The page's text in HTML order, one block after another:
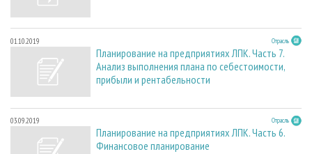
01.10.2019 Отрасль
Планирование на предприятиях ЛПК. Часть 7.
Анализ выполнения плана по себестоимости,
прибыли и рентабельности
03.09.2019 Отрасль
Планирование на предприятиях ЛПК. Часть 6.
Финансовое планирование